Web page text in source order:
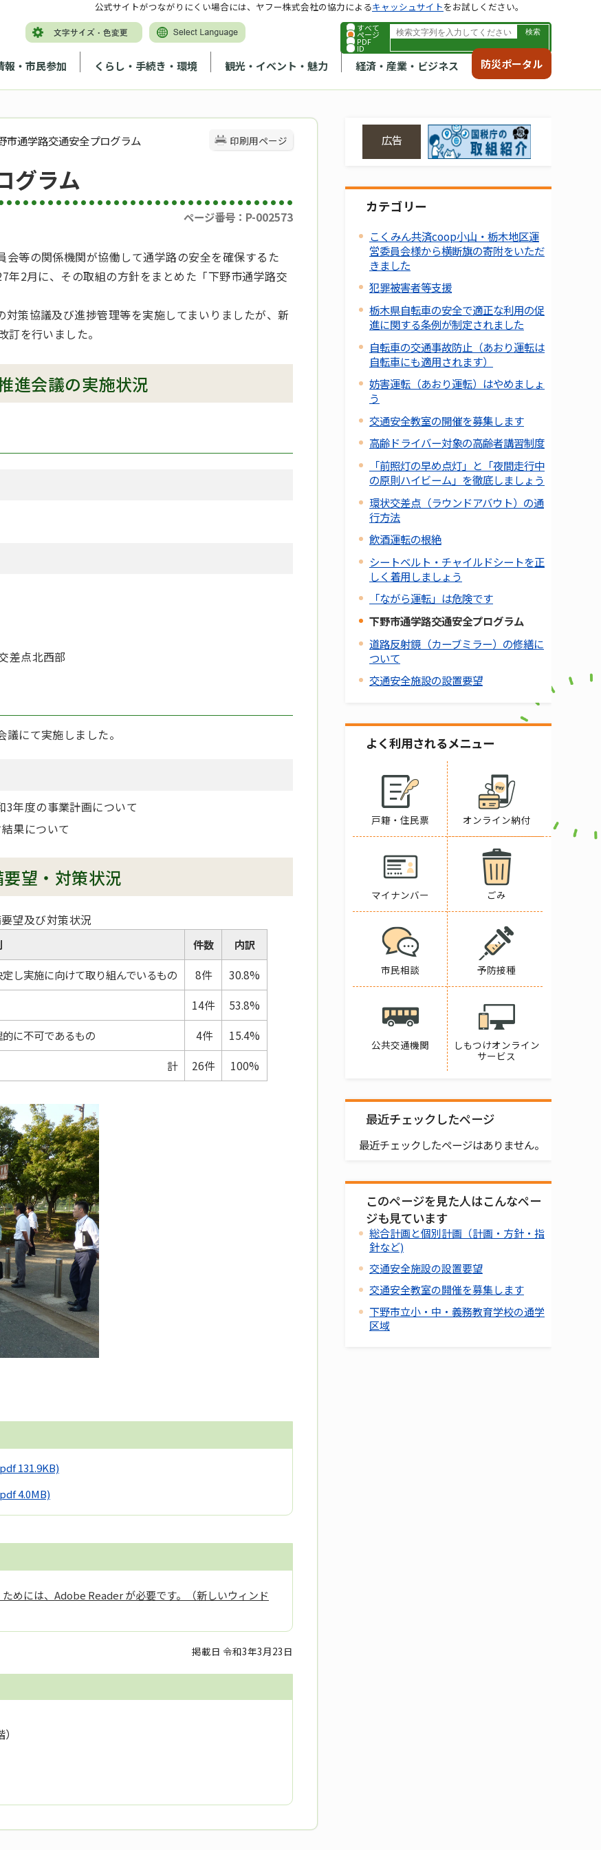
すべて
ページ
PDF
ID
報・市民参加 くらし・手続き・環境 観光・イベント・魅力 経済・産業・ビジネス 防災ポータル
公式サイトがつながりにくい場合には、ヤフー株式会社の協力によるキャッシュサイトをお試しください。
印刷用ページ
市通学路交通安全プログラム
グラム
ページ番号：P-002573
等の関係機関が協働して通学路の安全を確保するた
2月に、その取組の方針をまとめた「下野市通学路交
策協議及び進捗管理等を実施してまいりましたが、新
を行いました。
進会議の実施状況
差点北西部
にて実施しました。
年度の事業計画について
果について
望・対策状況
望及び対策状況
件数
内訳
し実施に向けて取り組んでいるもの
8件
30.8%
14件
53.8%
に不可であるもの
4件
15.4%
計
26件 100%
131.9KB)
4.0MB)
めには、Adobe Reader が必要です。（新しいウィンド
掲載日 令和3年3月23日
広告
カテゴリー
こくみん共済coop小山・栃木地区運
営委員会様から横断旗の寄附をいただ
きました
犯罪被害者等支援
栃木県自転車の安全で適正な利用の促
進に関する条例が制定されました
自転車の交通事故防止（あおり運転は
自転車にも適用されます）
妨害運転（あおり運転）はやめましょ
う
交通安全教室の開催を募集します
高齢ドライバー対象の高齢者講習制度
「前照灯の早め点灯」と「夜間走行中
の原則ハイビーム」を徹底しましょう
環状交差点（ラウンドアバウト）の通
行方法
飲酒運転の根絶
シートベルト・チャイルドシートを正
しく着用しましょう
「ながら運転」は危険です
下野市通学路交通安全プログラム
道路反射鏡（カーブミラー）の修繕に
ついて
交通安全施設の設置要望
よく利用されるメニュー
戸籍・住民票 オンライン納付
マイナンバー ごみ
市民相談 予防接種
公共交通機関
しもつけオンライン
サービス
最近チェックしたページ
最近チェックしたページはありません。
このページを見た人はこんなペー
ジも見ています
総合計画と個別計画（計画・方針・指
針など)
交通安全施設の設置要望
交通安全教室の開催を募集します
下野市立小・中・義務教育学校の通学
区域